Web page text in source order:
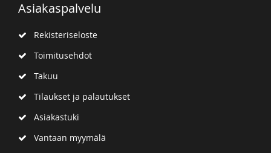
Asiakaspalvelu
Rekisteriseloste
Toimitusehdot
Takuu
Tilaukset ja palautukset
Asiakastuki
Vantaan myymälä